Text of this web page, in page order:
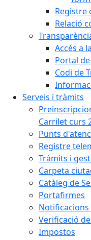
Registre
Relació
Accés a
Portal
Codi de
Serveis i tràmits
Carrilet curs
Punts
Registre
Tràmits i
Carpeta
Catàleg de
Portafirmes
Verificació
Impostos